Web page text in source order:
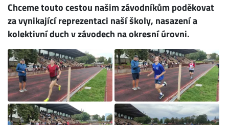
Chceme touto cestou našim závodníkům poděkovat
za vynikající reprezentaci naší školy, nasazení a
kolektivní duch v závodech na okresní úrovni.